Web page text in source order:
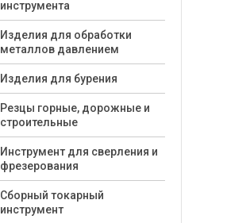
инструмента
Изделия для обработки
металлов давлением
Изделия для бурения
Резцы горные, дорожные и
строительные
Инструмент для сверления и
фрезерования
Сборный токарный
инструмент